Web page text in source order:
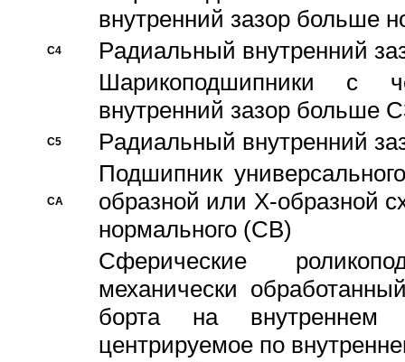
внутренний зазор больше
C4
Pадиальный внутренний
Шарикоподшипники с
внутренний зазор больше
C5 Pадиальный внутренний
CA
Подшипник
образной или Х-образной
нормального (CB)
Сферические
механически
борта на внутреннем
центрируемое по